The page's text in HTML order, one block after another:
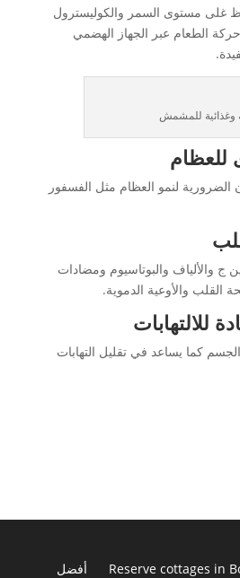
غلى مستوى السمر والكوليسترول
الطعام عبر الجهاز الهضمي
وغذائية للمشمش
الضرورية لنمو العظام مثل الفسفور
ج والألياف والبوتاسيوم ومضادات
والأوعية الدموية.
للالتهابات
كما يساعد في تقليل التهابات
Reserve cottages in
أفضل